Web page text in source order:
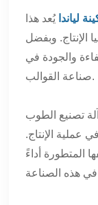
لياندا يُعد هذا
الإنتاج. وبفضل
والجودة في
صناعة القوالب.
تصنيع الطوب
عملية الإنتاج.
المتطورة أداءً